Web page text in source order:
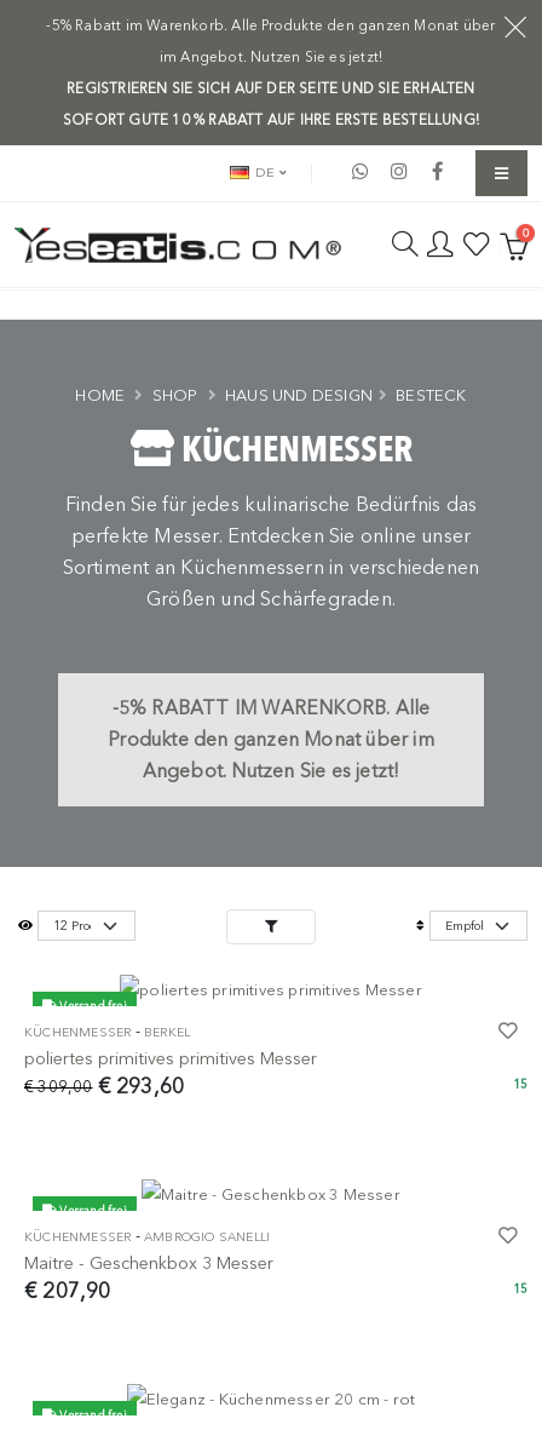
-5% Rabatt im Warenkorb. Alle Produkte den ganzen Monat über
im Angebot. Nutzen Sie es jetzt!
REGISTRIEREN SIE SICH AUF DER SEITE UND SIE ERHALTEN
SOFORT GUTE 10 % RABATT AUF IHRE ERSTE BESTELLUNG!
DE
0
KÜCHENMESSER
Finden Sie für jedes kulinarische Bedürfnis das
perfekte Messer. Entdecken Sie online unser
Sortiment an Küchenmessern in verschiedenen
Größen und Schärfegraden.
-5% RABATT IM WARENKORB. Alle
Produkte den ganzen Monat über im
Angebot. Nutzen Sie es jetzt!
HOME SHOP HAUS UND DESIGN BESTECK
Versand frei
-5%
KÜCHENMESSER - BERKEL
poliertes primitives primitives Messer
€ 293,60
€ 309,00 15
Versand frei
KÜCHENMESSER -AMBROGIO SANELLI
Maitre - Geschenkbox 3 Messer
€ 207,90 15
Versand frei